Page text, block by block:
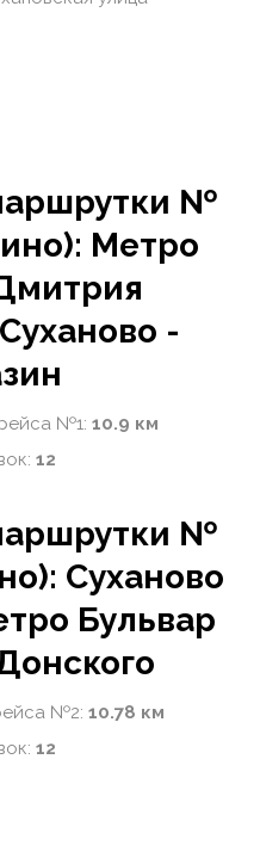
№
Метро
-
№1: 10.9 км
12
№
Суханово
Бульвар
№2: 10.78 км
12